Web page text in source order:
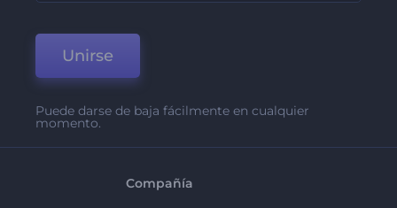
Unirse
Puede darse de baja fácilmente en cualquier
momento.
Compañía